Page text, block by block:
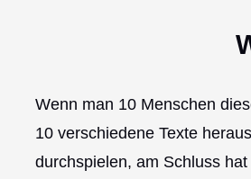
Wenn man 10 Menschen
10 verschiedene Texte
durchspielen, am Schluss